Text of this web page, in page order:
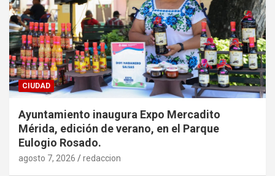
CIUDAD
Ayuntamiento inaugura Expo Mercadito
Mérida, edición de verano, en el Parque
Eulogio Rosado.
agosto 7, 2026 redaccion